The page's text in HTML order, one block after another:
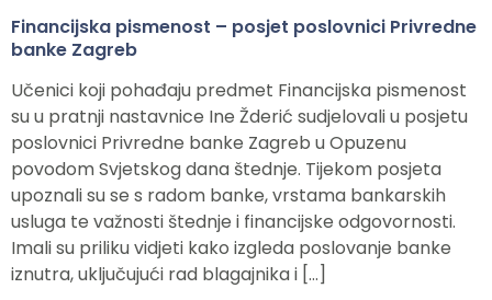
Financijska pismenost – posjet poslovnici Privredne
banke Zagreb
Učenici koji pohađaju predmet Financijska pismenost
su u pratnji nastavnice Ine Žderić sudjelovali u posjetu
poslovnici Privredne banke Zagreb u Opuzenu
povodom Svjetskog dana štednje. Tijekom posjeta
upoznali su se s radom banke, vrstama bankarskih
usluga te važnosti štednje i financijske odgovornosti.
Imali su priliku vidjeti kako izgleda poslovanje banke
iznutra, uključujući rad blagajnika i […]